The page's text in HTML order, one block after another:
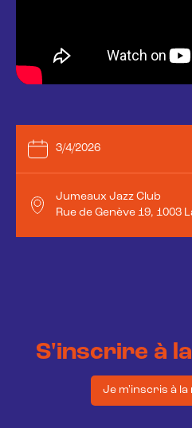
3/4/2026
Jumeaux Jazz Club
Rue de Genève 19, 1003
S'inscrire à
Je m'inscris à la